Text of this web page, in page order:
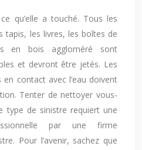
qu’elle a touché. Tous les
tapis, les livres, les boîtes de
en bois aggloméré sont
et devront être jetés. Les
contact avec l’eau doivent
Tenter de nettoyer vous-
type de sinistre requiert une
par une firme
Pour l’avenir, sachez que